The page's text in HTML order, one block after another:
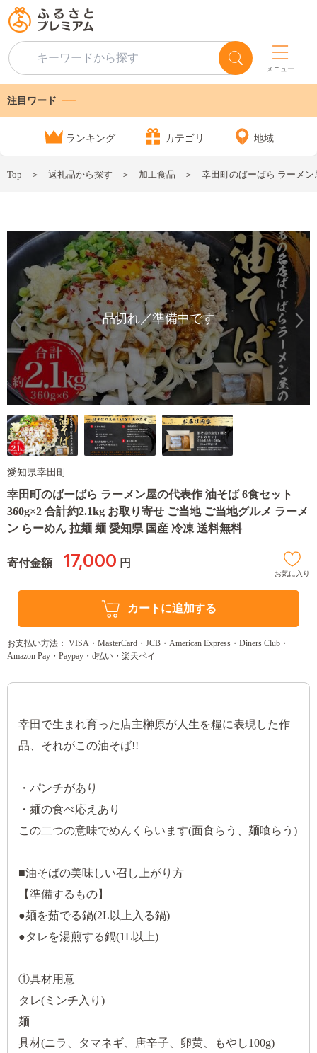
メニュー
注目ワード
ランキング カテゴリ 地域
Top 返礼品から探す 加工食品 幸田町のばーばら ラーメ
品切れ／準備中です
愛知県幸田町
幸田町のばーばら ラーメン屋の代表作 油そば 6食セット
360g×2 合計約2.1kg お取り寄せ ご当地 ご当地グルメ ラーメ
ン らーめん 拉麺 麺 愛知県 国産 冷凍 送料無料
寄付金額 17,000 円
お気に入り
カートに追加する
お支払い方法： VISA・MasterCard・JCB・American Express・Diners Club・
Amazon Pay・Paypay・d払い・楽天ペイ
幸田で生まれ育った店主榊原が人生を糧に表現した作
品、それがこの油そば!!
・パンチがあり
・麺の食べ応えあり
この二つの意味でめんくらいます(面食らう、麺喰らう)
■油そばの美味しい召し上がり方
【準備するもの】
●麺を茹でる鍋(2L以上入る鍋)
●タレを湯煎する鍋(1L以上)
①具材用意
タレ(ミンチ入り)
麺
具材(ニラ、タマネギ、唐辛子、卵黄、もやし100g)